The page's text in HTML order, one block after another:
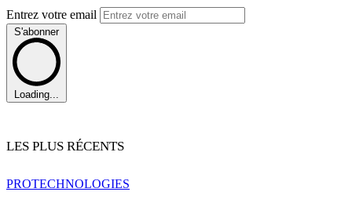
Entrez votre email
S'abonner
Loading...
LES PLUS RÉCENTS
PROTECHNOLOGIES